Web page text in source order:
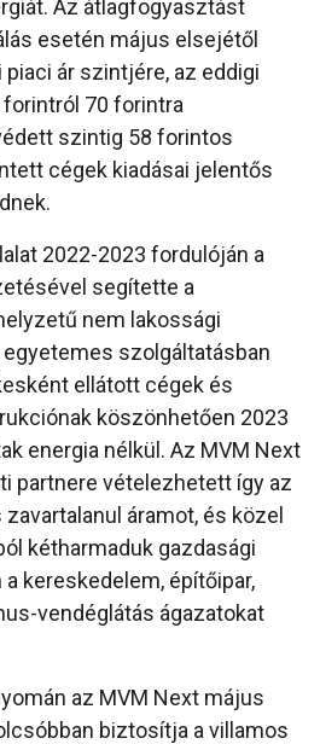
Az átlagfogyasztást
esetén május elsejétől
piaci ár szintjére, az eddigi
70 forintra
szintig 58 forintos
cégek kiadásai jelentős
2022-2023 fordulóján a
segítette a
nem lakossági
szolgáltatásban
ellátott cégek és
köszönhetően 2023
energia nélkül. Az MVM Next
partnere vételezhetett így az
áramot, és közel
kétharmaduk gazdasági
kereskedelem, építőipar,
vendéglátás ágazatokat
az MVM Next május
biztosítja a villamos